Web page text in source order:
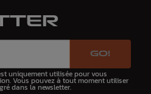
GO!
uniquement utilisée pour vous
Vous pouvez à tout moment utiliser
dans la newsletter.